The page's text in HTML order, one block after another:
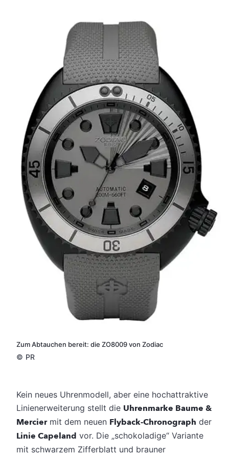
Zum Abtauchen bereit: die ZO8009 von Zodiac
© PR
Kein neues Uhrenmodell, aber eine hochattraktive
Linienerweiterung stellt die Uhrenmarke Baume &
Merciermit dem neuen Flyback-Chronograph der
Linie Capeland vor. Die „schokoladige“ Variante
mit schwarzem Zifferblatt und brauner